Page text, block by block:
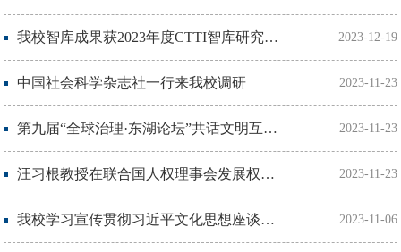
我校智库成果获2023年度CTTI智库研究优秀成果奖和最佳案例奖 2023-12-19
中国社会科学杂志社一行来我校调研 2023-11-23
第九届“全球治理·东湖论坛”共话文明互鉴与全球治理 2023-11-23
汪习根教授在联合国人权理事会发展权专家机制会议上作主题发言 2023-11-23
我校学习宣传贯彻习近平文化思想座谈会举行 2023-11-06